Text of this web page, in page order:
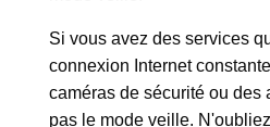
Si vous avez des services
connexion Internet
caméras de sécurité ou des
pas le mode veille.